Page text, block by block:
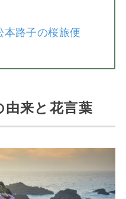
本路子の桜旅便
来と花言葉